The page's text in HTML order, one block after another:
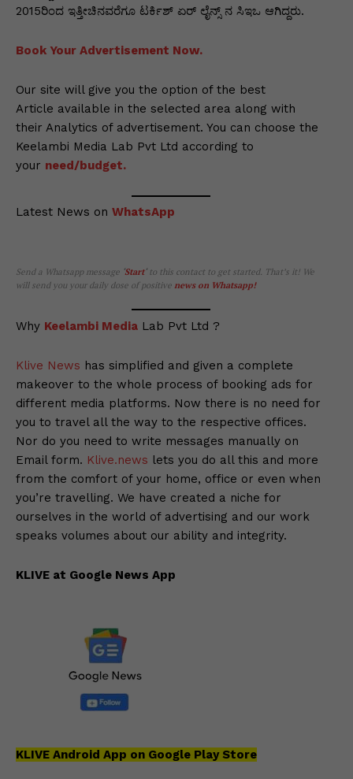
2015ರಿಂದ ಇತ್ತೀಚಿನವರೆಗೂ ಟರ್ಕಿಶ್ ಏರ್ ಲೈನ್ಸ್ ನ ಸಿಇಒ ಆಗಿದ್ದರು.
Book Your Advertisement Now.
Our site will give you the option of the best
Article available in the selected area along with
their Analytics of advertisement. You can choose the
Keelambi Media Lab Pvt Ltd according to
your need/budget.
Latest News on WhatsApp
Send a Whatsapp message Start‘ to this contact to get started. That’s it! We
will send you your daily dose of positive news on Whatsapp!
Why Keelambi Media Lab Pvt Ltd ?
Klive News has simplified and given a complete
makeover to the whole process of booking ads for
different media platforms. Now there is no need for
you to travel all the way to the respective offices.
Nor do you need to write messages manually on
Email form. Klive.news lets you do all this and more
from the comfort of your home, office or even when
you’re travelling. We have created a niche for
ourselves in the world of advertising and our work
speaks volumes about our ability and integrity.
KLIVE at Google News App
KLIVE Android App on Google Play Store